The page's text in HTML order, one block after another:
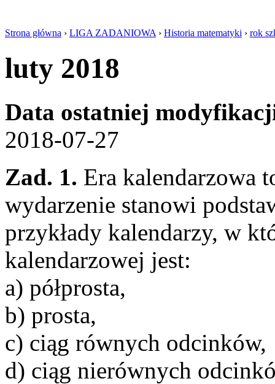
Strona główna › LIGA ZADANIOWA › Historia matematyki › rok
luty 2018
Data ostatniej
2018-07-27
Zad. 1. Era kalendarzowa
wydarzenie stanowi
przykłady kalendarzy, w
kalendarzowej jest:
a) półprosta,
b) prosta,
c) ciąg równych odcinków,
d) ciąg nierównych